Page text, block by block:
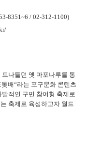
8351~6 / 02-312-1100)
나들던 옛 마포나루를 통
배“라는 포구문화 콘텐츠
적인 구민 참여형 축제로
축제로 육성하고자 월드